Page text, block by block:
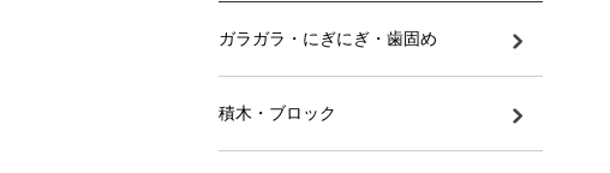
ガラガラ・にぎにぎ・歯固め
積木・ブロック